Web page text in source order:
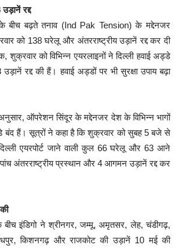
रद्द
बीच बढ़ते तनाव (Ind Pak Tension) के मद्देनजर
को 138 घरेलू और अंतरराष्ट्रीय उड़ानें रद्द कर दी
शुक्रवार को विभिन्न एयरलाइनों ने दिल्ली हवाई अड्डे
रद्द की हैं। हवाई अड्डों पर भी सुरक्षा उपाय बढ़ा
ऑपरेशन सिंदूर के मद्देनजर देश के विभिन्न भागों
बंद हैं। सूत्रों ने कहा है कि शुक्रवार को सुबह 5 बजे से
एयरपोर्ट जाने वाली कुल 66 घरेलू और 63 आने
पांच अंतरराष्ट्रीय प्रस्थान और 4 आगमन उड़ानें रद्द कर
इंडिगो ने श्रीनगर, जम्मू, अमृतसर, लेह, चंडीगढ़,
किशनगढ़ और राजकोट की उड़ानें 10 मई की